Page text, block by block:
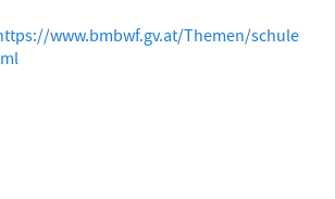
www.bmbwf.gv.at/Themen/schule